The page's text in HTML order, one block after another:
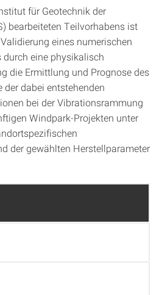
für Geotechnik der
bearbeiteten Teilvorhabens ist
eines numerischen
eine physikalisch
die Ermittlung und Prognose des
dabei entstehenden
bei der Vibrationsrammung
Windpark-Projekten unter
der gewählten Herstellparameter